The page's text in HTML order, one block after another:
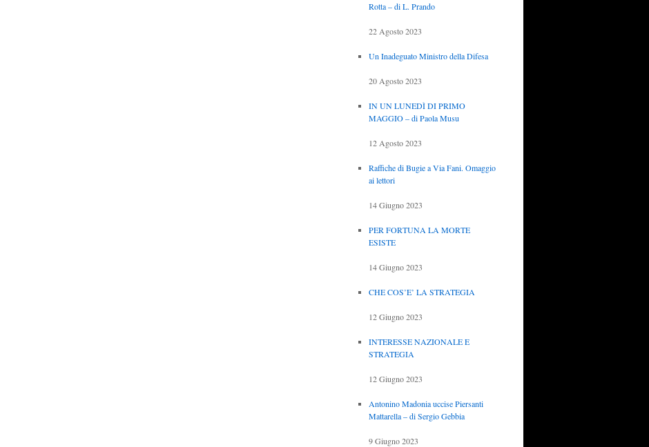
Rotta – di L. Prando
22 Agosto 2023
Un Inadeguato Ministro della Difesa
20 Agosto 2023
IN UN LUNEDÌ DI PRIMO
MAGGIO – di Paola Musu
12 Agosto 2023
Raffiche di Bugie a Via Fani. Omaggio
ai lettori
14 Giugno 2023
PER FORTUNA LA MORTE
ESISTE
14 Giugno 2023
CHE COS’E’ LA STRATEGIA
12 Giugno 2023
INTERESSE NAZIONALE E
STRATEGIA
12 Giugno 2023
Antonino Madonia uccise Piersanti
Mattarella – di Sergio Gebbia
9 Giugno 2023